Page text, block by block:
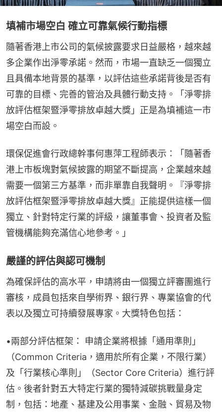
填補市場空白 確立可靠氣候行動指標
隨著香港上市公司的氣候披露要求日益嚴格，越來越
多企業作出淨零承諾。然而，市場一直缺乏一個獨立
且具備本地背景的基準，以評估這些承諾背後是否有
可靠的目標、完善的管治及具體行動支持。「淨零排
放評估框架暨淨零排放卓越大獎」正是為填補這一市
場空白而設。
環保促進會行政總幹事何惠萍工程師表示：「隨著香
港上市板塊對氣候披露的期望不斷提高，企業越來越
需要一個第三方基準，而非單靠自我聲明。『淨零排
放評估框架暨淨零排放卓越大獎』正能提供這樣一個
獨立、針對特定行業的評級，讓董事會、投資者及監
管機構能夠充滿信心地參考。」
嚴謹的評估與認可機制
為確保評估的高水平，申請將由一個獨立評審團進行
審核，成員包括來自學術界、銀行界、專業協會的代
表以及獨立可持續發展專家。大獎特色包括：
•兩部分評估框架： 申請企業將根據「通用準則」
（Common Criteria，適用於所有企業，不限行業）
及「行業核心準則」（Sector Core Criteria）進行評
估。後者針對五大特定行業的獨特減碳挑戰量身定
制，包括：地產、基建及公用事業、金融、貿易及物